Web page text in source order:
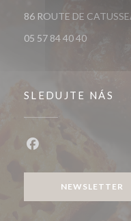
86 ROUTE DE
05 57 84 40 40
SLEDUJTE NÁS
NEWSLETTER